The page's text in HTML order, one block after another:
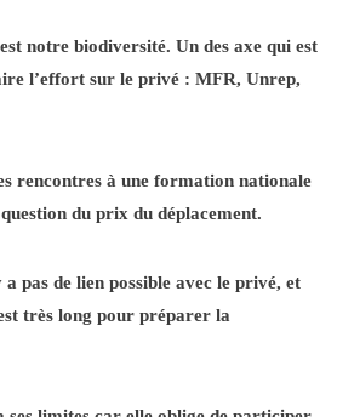
notre biodiversité. Un des axe qui est
l’effort sur le privé : MFR, Unrep,
rencontres à une formation nationale
du prix du déplacement.
a pas de lien possible avec le privé, et
très long pour préparer la